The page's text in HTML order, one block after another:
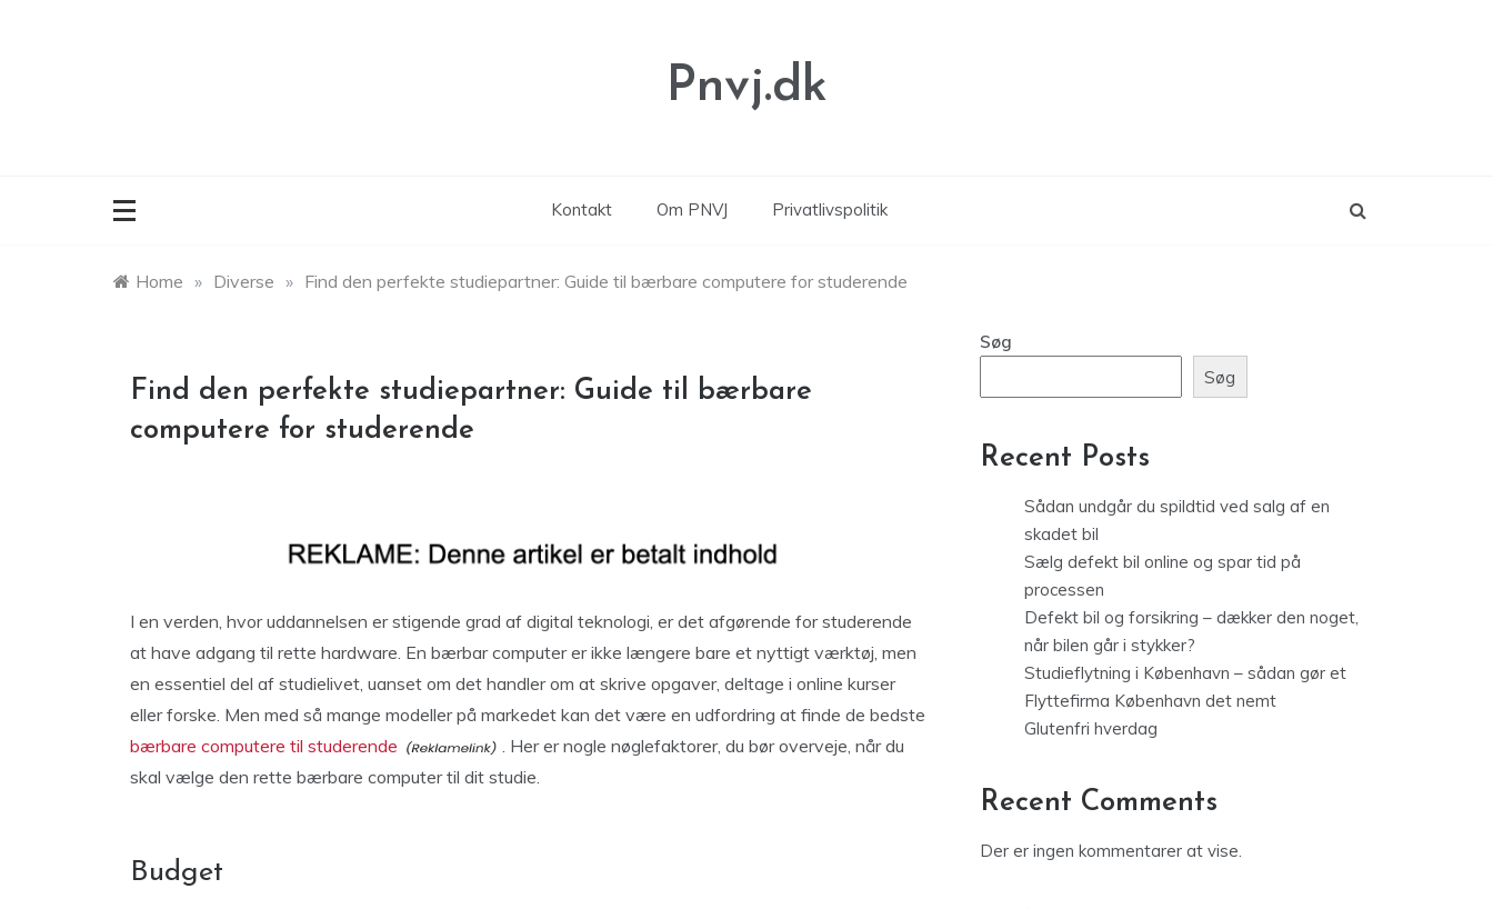
Pnvj.dk
Kontakt Om PNVJ Privatlivspolitik
Home » Diverse » Find den perfekte studiepartner: Guide til bærbare computere for studerende
Find den perfekte studiepartner: Guide til bærbare
computere for studerende
I en verden, hvor uddannelsen er stigende grad af digital teknologi, er det afgørende for studerende
at have adgang til rette hardware. En bærbar computer er ikke længere bare et nyttigt værktøj, men
en essentiel del af studielivet, uanset om det handler om at skrive opgaver, deltage i online kurser
eller forske. Men med så mange modeller på markedet kan det være en udfordring at finde de bedste
bærbare computere til studerende
. Her er nogle nøglefaktorer, du bør overveje, når du
skal vælge den rette bærbare computer til dit studie.
Budget
Søg
Søg
Recent Posts
Sådan undgår du spildtid ved salg af en
skadet bil
Sælg defekt bil online og spar tid på
processen
Defekt bil og forsikring – dækker den noget,
når bilen går i stykker?
Studieflytning i København – sådan gør et
Flyttefirma København det nemt
Glutenfri hverdag
Recent Comments
Der er ingen kommentarer at vise.